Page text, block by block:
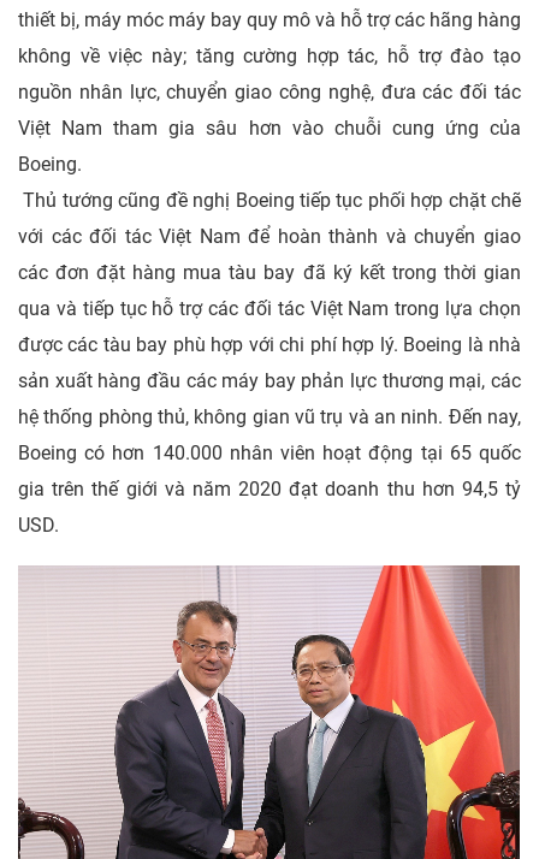
thiết bị, máy móc máy bay quy mô và hỗ trợ các hãng hàng
không về việc này; tăng cường hợp tác, hỗ trợ đào tạo
nguồn nhân lực, chuyển giao công nghệ, đưa các đối tác
Việt Nam tham gia sâu hơn vào chuỗi cung ứng của
Boeing.
Thủ tướng cũng đề nghị Boeing tiếp tục phối hợp chặt chẽ
với các đối tác Việt Nam để hoàn thành và chuyển giao
các đơn đặt hàng mua tàu bay đã ký kết trong thời gian
qua và tiếp tục hỗ trợ các đối tác Việt Nam trong lựa chọn
được các tàu bay phù hợp với chi phí hợp lý. Boeing là nhà
sản xuất hàng đầu các máy bay phản lực thương mại, các
hệ thống phòng thủ, không gian vũ trụ và an ninh. Đến nay,
Boeing có hơn 140.000 nhân viên hoạt động tại 65 quốc
gia trên thế giới và năm 2020 đạt doanh thu hơn 94,5 tỷ
USD.